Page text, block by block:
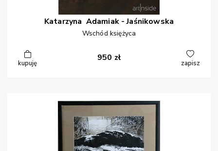
Katarzyna Adamiak - Jaśnikowska
Wschód księżyca
kupuję
950 zł
zapisz